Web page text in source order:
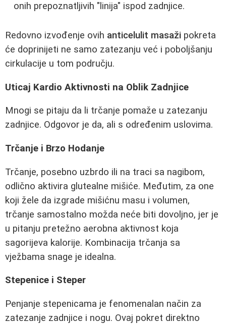
onih prepoznatljivih "linija" ispod zadnjice.
Redovno izvođenje ovih anticelulit masaži pokreta
će doprinijeti ne samo zatezanju već i poboljšanju
cirkulacije u tom području.
Uticaj Kardio Aktivnosti na Oblik Zadnjice
Mnogi se pitaju da li trčanje pomaže u zatezanju
zadnjice. Odgovor je da, ali s određenim uslovima.
Trčanje i Brzo Hodanje
Trčanje, posebno uzbrdo ili na traci sa nagibom,
odlično aktivira glutealne mišiće. Međutim, za one
koji žele da izgrade mišićnu masu i volumen,
trčanje samostalno možda neće biti dovoljno, jer je
u pitanju pretežno aerobna aktivnost koja
sagorijeva kalorije. Kombinacija trčanja sa
vježbama snage je idealna.
Stepenice i Steper
Penjanje stepenicama je fenomenalan način za
zatezanje zadnjice i nogu. Ovaj pokret direktno